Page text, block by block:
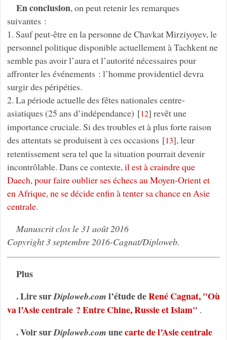
En conclusion, on peut retenir les remarques
suivantes :
1. Sauf peut-être en la personne de Chavkat Mirziyoyev, le
personnel politique disponible actuellement à Tachkent ne
semble pas avoir l’aura et l’autorité nécessaires pour
affronter les événements : l’homme providentiel devra
surgir des péripéties.
2. La période actuelle des fêtes nationales centre-
asiatiques (25 ans d’indépendance) [12] revêt une
importance cruciale. Si des troubles et à plus forte raison
des attentats se produisent à ces occasions [13], leur
retentissement sera tel que la situation pourrait devenir
incontrôlable. Dans ce contexte, il est à craindre que
Daech, pour faire oublier ses échecs au Moyen-Orient et
en Afrique, ne se décide enfin à tenter sa chance en Asie
centrale.
Manuscrit clos le 31 août 2016
Copyright 3 septembre 2016-Cagnat/Diploweb.
Plus
. Lire surDiploweb.com l’étude deRené Cagnat, "Où
va l’Asie centrale ? Entre Chine, Russie et Islam" .
. Voir surDiploweb.com unecarte de l’Asie centrale